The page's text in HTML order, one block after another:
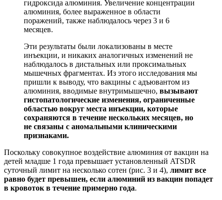
гидроксида алюминия. Увеличение концентрации
алюминия, более выраженное в области
поражений, также наблюдалось через 3 и 6
месяцев.
Эти результаты были локализованы в месте
инъекции, и никаких аналогичных изменений не
наблюдалось в дистальных или проксимальных
мышечных фрагментах. Из этого исследования мы
пришли к выводу, что вакцины с адъювантом из
алюминия, вводимые внутримышечно, вызывают
гистопатологические изменения, ограниченные
областью вокруг места инъекции, которые
сохраняются в течение нескольких месяцев, но
не связаны с аномальными клиническими
признаками.
Поскольку совокупное воздействие алюминия от вакцин на
детей младше 1 года превышает установленный ATSDR
суточный лимит на несколько сотен (рис. 3 и 4), лимит все
равно будет превышен, если алюминий из вакцин попадет
в кровоток в течение примерно года.